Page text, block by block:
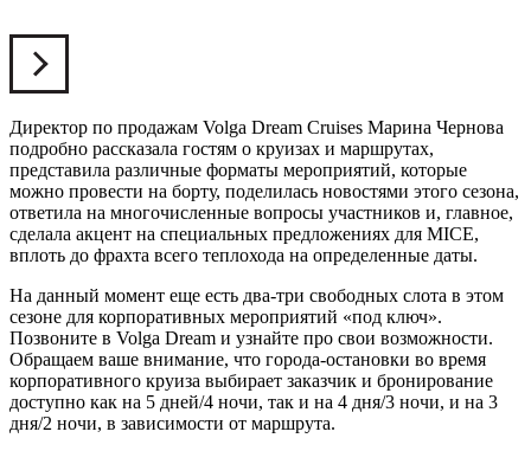
Директор по продажам Volga Dream Cruises Марина Чернова
подробно рассказала гостям о круизах и маршрутах,
представила различные форматы мероприятий, которые
можно провести на борту, поделилась новостями этого сезона,
ответила на многочисленные вопросы участников и, главное,
сделала акцент на специальных предложениях для MICE,
вплоть до фрахта всего теплохода на определенные даты.
На данный момент еще есть два-три свободных слота в этом
сезоне для корпоративных мероприятий «под ключ».
Позвоните в Volga Dream и узнайте про свои возможности.
Обращаем ваше внимание, что города-остановки во время
корпоративного круиза выбирает заказчик и бронирование
доступно как на 5 дней/4 ночи, так и на 4 дня/3 ночи, и на 3
дня/2 ночи, в зависимости от маршрута.